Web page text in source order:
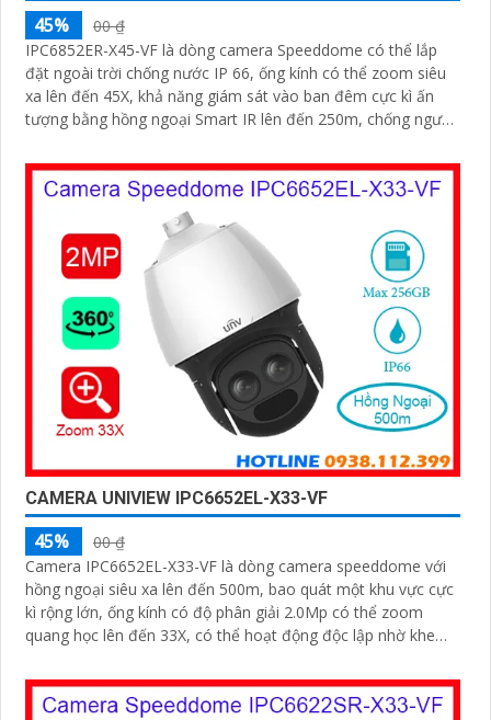
45%
00 ₫
IPC6852ER-X45-VF là dòng camera Speeddome có thể lắp
đặt ngoài trời chống nước IP 66, ống kính có thể zoom siêu
xa lên đến 45X, khả năng giám sát vào ban đêm cực kì ấn
tượng bằng hồng ngoại Smart IR lên đến 250m, chống ngược
CAMERA UNIVIEW IPC6652EL-X33-VF
45%
00 ₫
Camera IPC6652EL-X33-VF là dòng camera speeddome với
hồng ngoại siêu xa lên đến 500m, bao quát một khu vực cực
kì rộng lớn, ống kính có độ phân giải 2.0Mp có thể zoom
quang học lên đến 33X, có thể hoạt động độc lập nhờ khe